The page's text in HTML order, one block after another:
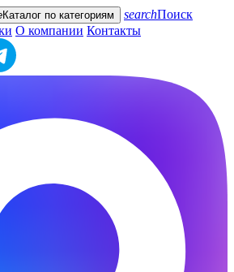
Каталог по категориям searchПоиск
О компании Контакты